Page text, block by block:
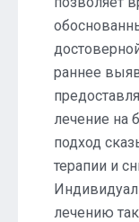
раннее
лечение на
подход
терапии и
лечению